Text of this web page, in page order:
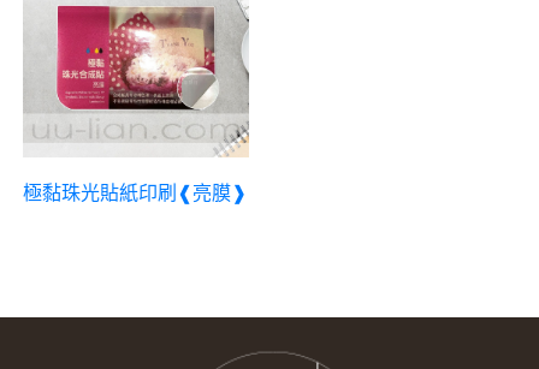
極黏珠光貼紙印刷❰亮膜❱